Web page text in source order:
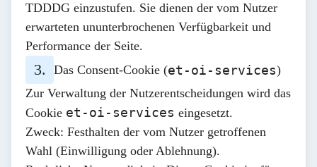
TDDDG einzustufen. Sie dienen der vom Nutzer
erwarteten ununterbrochenen Verfügbarkeit und
Performance der Seite.
Das Consent-Cookie (et-oi-services)
Zur Verwaltung der Nutzerentscheidungen wird das
Cookie et-oi-services eingesetzt.
Zweck: Festhalten der vom Nutzer getroffenen
Wahl (Einwilligung oder Ablehnung).